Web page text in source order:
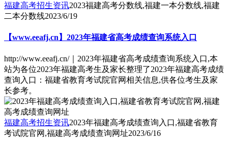
福建高考招生资讯2023福建高考分数线,福建一本分数线,福建
二本分数线2023/6/19
【www.eeafj.cn】2023年福建省高考成绩查询系统入口
http://www.eeafj.cn/｜2023年福建省高考成绩查询系统入口,本
站为各位2023年福建高考生及家长整理了2023年福建高考成绩
查询入口：福建省教育考试院官网相关信息,供各位考生及家
长参考。
福建高考招生资讯2023年福建高考成绩查询入口,福建省教育
考试院官网,福建高考成绩查询网址2023/6/16